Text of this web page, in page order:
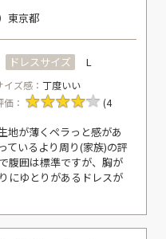
東京都
ドレスサイズ L
イズ感：丁度いい
価： (4
地が薄くペラっと感があ
ているより周り(家族)の評
腹囲は標準ですが、胸が
にゆとりがあるドレスが